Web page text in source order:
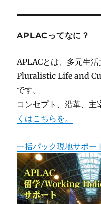
APLACってなに？
APLACとは、多元生
Pluralistic Life and
です。
コンセプト、沿革、
くはこちらを。
一括パック現地サポー